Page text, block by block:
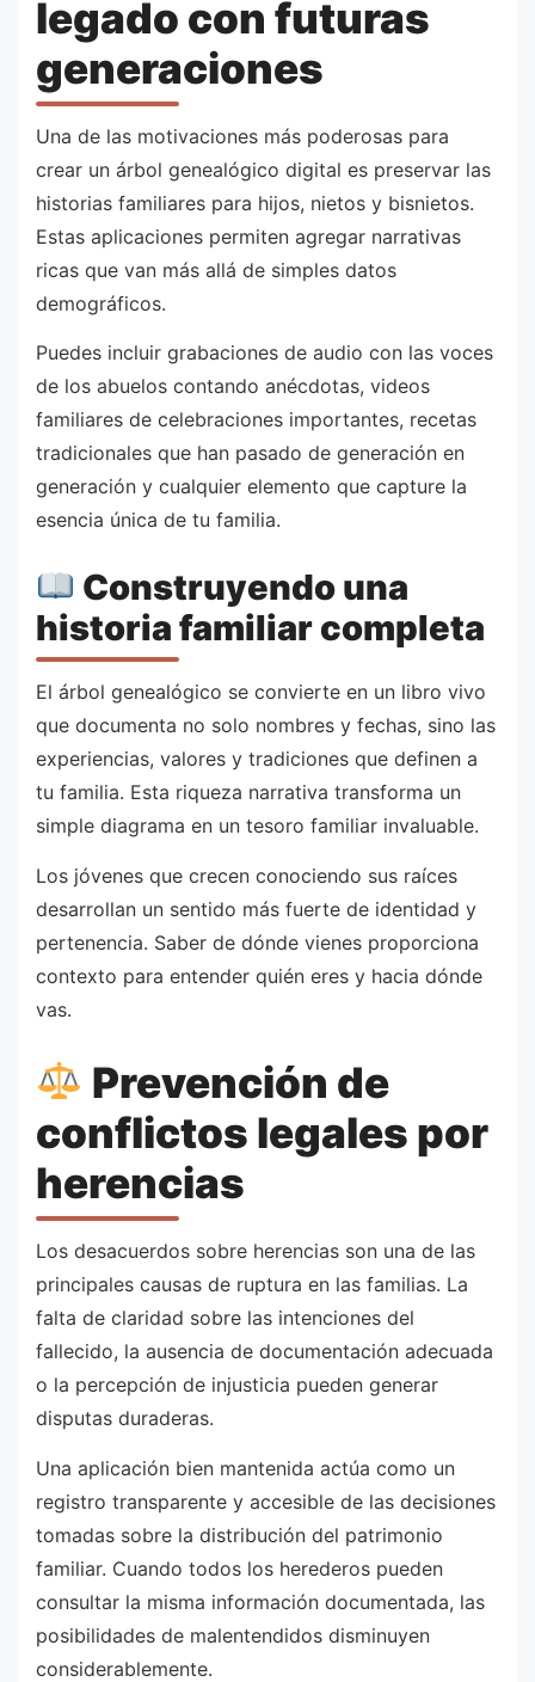
legado con futuras
generaciones
Una de las motivaciones más poderosas para
crear un árbol genealógico digital es preservar las
historias familiares para hijos, nietos y bisnietos.
Estas aplicaciones permiten agregar narrativas
ricas que van más allá de simples datos
demográficos.
Puedes incluir grabaciones de audio con las voces
de los abuelos contando anécdotas, videos
familiares de celebraciones importantes, recetas
tradicionales que han pasado de generación en
generación y cualquier elemento que capture la
esencia única de tu familia.
Construyendo una
historia familiar completa
El árbol genealógico se convierte en un libro vivo
que documenta no solo nombres y fechas, sino las
experiencias, valores y tradiciones que definen a
tu familia. Esta riqueza narrativa transforma un
simple diagrama en un tesoro familiar invaluable.
Los jóvenes que crecen conociendo sus raíces
desarrollan un sentido más fuerte de identidad y
pertenencia. Saber de dónde vienes proporciona
contexto para entender quién eres y hacia dónde
vas.
Prevención de
conflictos legales por
herencias
Los desacuerdos sobre herencias son una de las
principales causas de ruptura en las familias. La
falta de claridad sobre las intenciones del
fallecido, la ausencia de documentación adecuada
o la percepción de injusticia pueden generar
disputas duraderas.
Una aplicación bien mantenida actúa como un
registro transparente y accesible de las decisiones
tomadas sobre la distribución del patrimonio
familiar. Cuando todos los herederos pueden
consultar la misma información documentada, las
posibilidades de malentendidos disminuyen
considerablemente.